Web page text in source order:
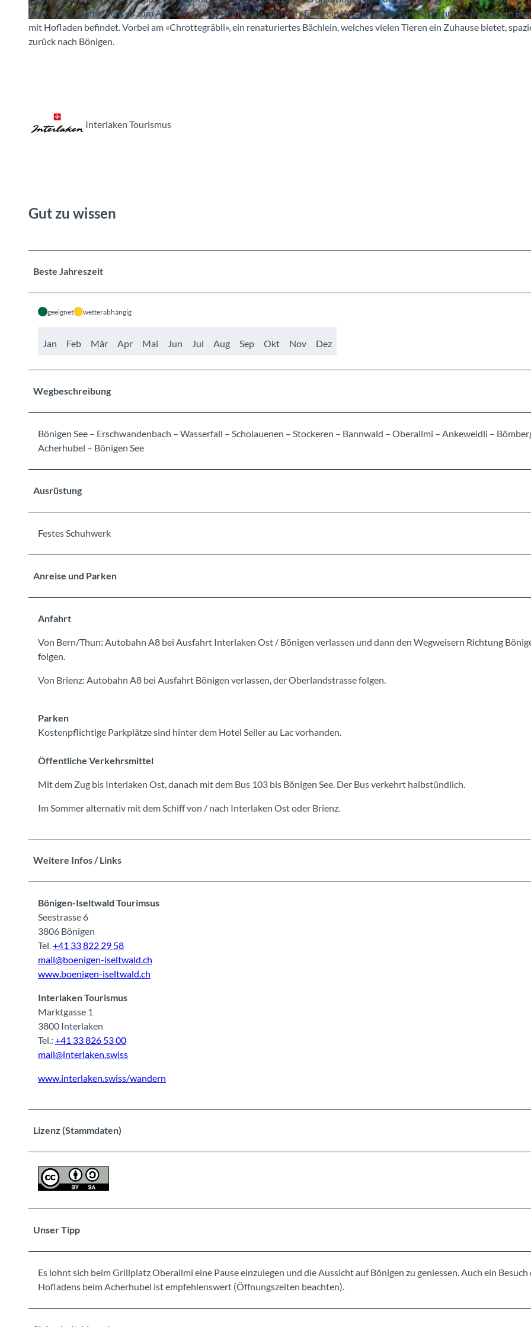
© Sandra Kläy , Bönigen-Iseltwald Tourismus
Unterseen. Weiter geht es zum Ankeweidli und Bömberge. Von dort führt ein Weg hinunter zum Acherhubel, wo sich ein
mit Hofladen befindet. Vorbei am «Chrottegräbli», ein renaturiertes Bächlein, welches vielen Tieren ein Zuhause bietet,
zurück nach Bönigen.
Interlaken Tourismus
Gut zu wissen
Beste Jahreszeit
geeignet wetterabhängig
Jan Feb Mär Apr Mai Jun Jul Aug Sep Okt Nov Dez
Wegbeschreibung
Bönigen See – Erschwandenbach – Wasserfall – Scholauenen – Stockeren – Bannwald – Oberallmi – Ankeweidli –
Acherhubel – Bönigen See
Ausrüstung
Festes Schuhwerk
Anreise und Parken
Anfahrt
Von Bern/Thun: Autobahn A8 bei Ausfahrt Interlaken Ost / Bönigen verlassen und dann den Wegweisern Richtung
folgen.
Von Brienz: Autobahn A8 bei Ausfahrt Bönigen verlassen, der Oberlandstrasse folgen.
Parken
Kostenpflichtige Parkplätze sind hinter dem Hotel Seiler au Lac vorhanden.
Öffentliche Verkehrsmittel
Mit dem Zug bis Interlaken Ost, danach mit dem Bus 103 bis Bönigen See. Der Bus verkehrt halbstündlich.
Im Sommer alternativ mit dem Schiff von / nach Interlaken Ost oder Brienz.
Weitere Infos / Links
Bönigen-Iseltwald Tourimsus
Seestrasse 6
3806 Bönigen
Tel. +41 33 822 29 58
mail@boenigen-iseltwald.ch
www.boenigen-iseltwald.ch
Interlaken Tourismus
Marktgasse 1
3800 Interlaken
Tel.: +41 33 826 53 00
mail@interlaken.swiss
www.interlaken.swiss/wandern
Lizenz (Stammdaten)
Unser Tipp
Es lohnt sich beim Grillplatz Oberallmi eine Pause einzulegen und die Aussicht auf Bönigen zu geniessen. Auch ein Besuch
Hofladens beim Acherhubel ist empfehlenswert (Öffnungszeiten beachten).